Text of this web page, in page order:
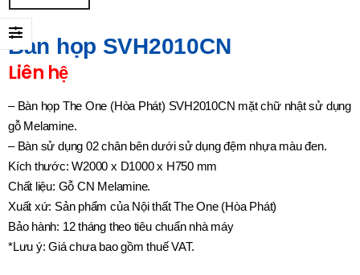
Bàn họp SVH2010CN
Liên hệ
– Bàn họp The One (Hòa Phát) SVH2010CN mặt chữ nhật sử dụng
gỗ Melamine.
– Bàn sử dụng 02 chân bên dưới sử dụng đệm nhựa màu đen.
Kích thước: W2000 x D1000 x H750 mm
Chất liệu: Gỗ CN Melamine.
Xuất xứ: Sản phẩm của Nội thất The One (Hòa Phát)
Bảo hành: 12 tháng theo tiêu chuẩn nhà máy
*Lưu ý: Giá chưa bao gồm thuế VAT.